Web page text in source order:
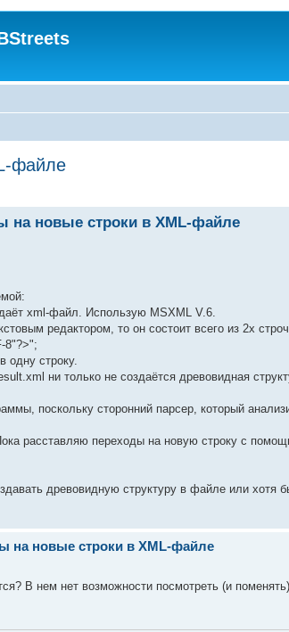
файле
на новые строки в XML-файле
xml-файл. Использую MSXML V.6.
редактором, то он состоит всего из 2х
8"?>";
одну строку.
ни только не создаётся древовидная
поскольку сторонний парсер, который
расставляю переходы на новую строку с
древовидную структуру в файле или хотя
на новые строки в XML-файле
В нем нет возможности посмотреть (и